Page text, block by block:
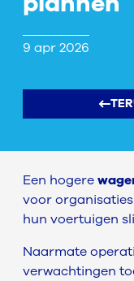
9 apr 2026
Een hogere
voor
hun voertuigen
Naarmate
verwachtingen